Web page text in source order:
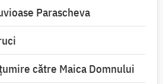
Parascheva
către Maica Domnului